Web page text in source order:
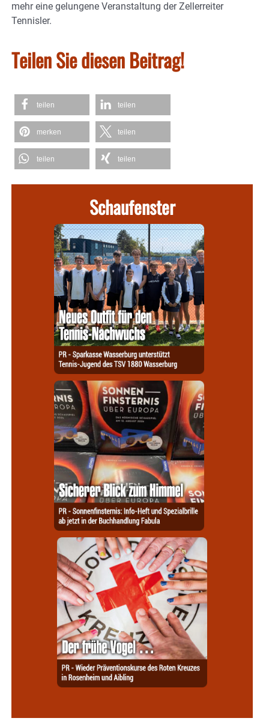
mehr eine gelungene Veranstaltung der Zellerreiter
Tennisler.
Teilen Sie diesen Beitrag!
teilen teilen
merken teilen
teilen teilen
Schaufenster